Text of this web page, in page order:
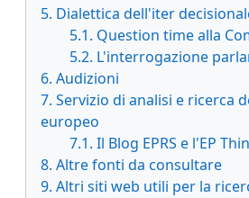
5. Dialettica dell'iter
5.1. Question time alla
5.2. L'interrogazione
6. Audizioni
7. Servizio di analisi e ricerca
europeo
7.1. Il Blog EPRS e l'EP
8. Altre fonti da consultare
9. Altri siti web utili per la